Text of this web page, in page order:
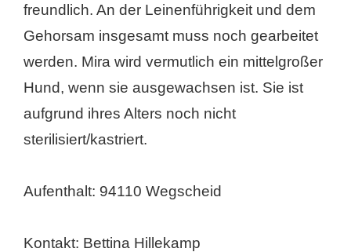
freundlich. An der Leinenführigkeit und dem
Gehorsam insgesamt muss noch gearbeitet
werden. Mira wird vermutlich ein mittelgroßer
Hund, wenn sie ausgewachsen ist. Sie ist
aufgrund ihres Alters noch nicht
sterilisiert/kastriert.
Aufenthalt: 94110 Wegscheid
Kontakt: Bettina Hillekamp